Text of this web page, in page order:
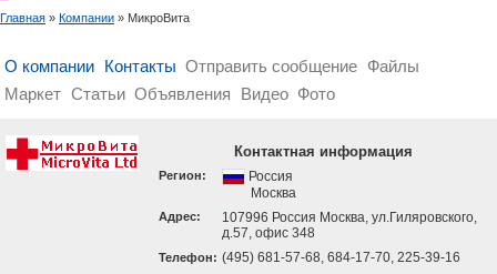
Главная » Компании » МикроВита
О компании Контакты Отправить сообщение Файлы
Маркет Статьи Объявления Видео Фото
Контактная информация
Регион:
Россия
Москва
Адрес:
107996 Россия Москва, ул.Гиляровского,
д.57, офис 348
Телефон: (495) 681-57-68, 684-17-70, 225-39-16